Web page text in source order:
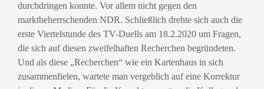
durchdringen konnte. Vor allem nicht gegen den
marktbeherrschenden NDR. Schließlich drehte sich auch die
erste Viertelstunde des TV-Duells am 18.2.2020 um Fragen,
die sich auf diesen zweifelhaften Recherchen begründeten.
Und als diese „Recherchen“ wie ein Kartenhaus in sich
zusammenfielen, wartete man vergeblich auf eine Korrektur